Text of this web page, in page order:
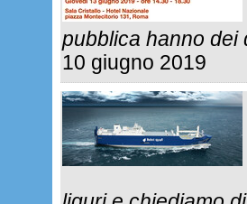
pubblica hanno dei
10 giugno 2019